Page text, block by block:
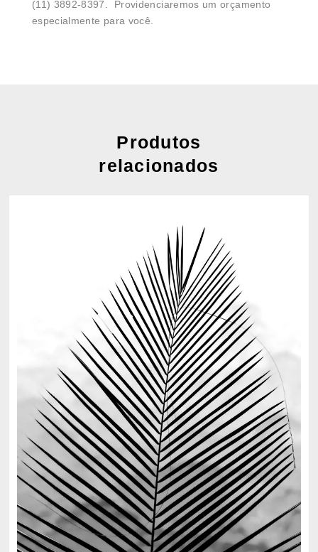
(11) 3892-8397. Providenciaremos um orçamento
especialmente para você.
Produtos
relacionados